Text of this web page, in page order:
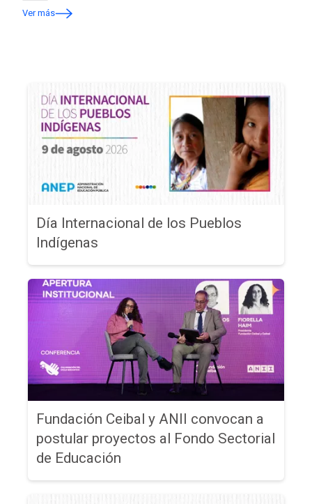
Ver más
Día Internacional de los Pueblos
Indígenas
Fundación Ceibal y ANII convocan a
postular proyectos al Fondo Sectorial
de Educación